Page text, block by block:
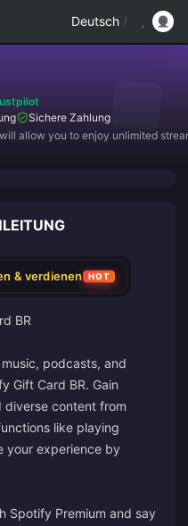
Deutsch /
Sichere Zahlung
allow you to enjoy unlimited
& verdienen HOT
BR
podcasts, and
Gift Card BR. Gain
diverse content from
like playing
your experience by
Spotify Premium and say